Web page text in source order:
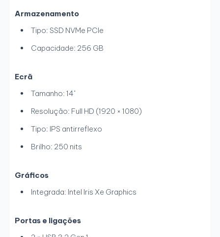
Armazenamento
Tipo: SSD NVMe PCIe
Capacidade: 256 GB
Ecrã
Tamanho: 14"
Resolução: Full HD (1920 × 1080)
Tipo: IPS antirreflexo
Brilho: 250 nits
Gráficos
Integrada: Intel Iris Xe Graphics
Portas e ligações